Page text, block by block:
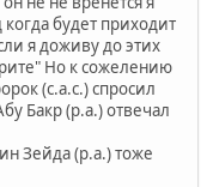
будет приходит
я доживу до этих
Но к сожелению
(с.а.с.) спросил
Бакр (р.а.) отвечал
Зейда (р.а.) тоже